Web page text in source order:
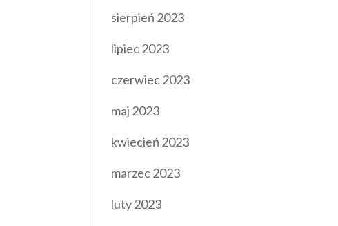
sierpień 2023
lipiec 2023
czerwiec 2023
maj 2023
kwiecień 2023
marzec 2023
luty 2023